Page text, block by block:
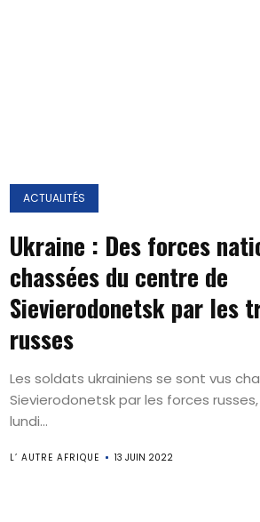
ACTUALITÉS
Ukraine : Des forces
chassées du centre de
Sievierodonetsk par les
russes
Les soldats ukrainiens se sont vus
Sievierodonetsk par les forces
lundi...
L’ AUTRE AFRIQUE 13 JUIN 2022